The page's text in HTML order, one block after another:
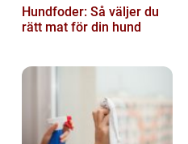
Hundfoder: Så väljer du
rätt mat för din hund